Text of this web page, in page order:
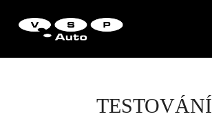
TESTOVÁNÍ
Zákaznická podpora
Vítejte u VSP Auto s.r.o.